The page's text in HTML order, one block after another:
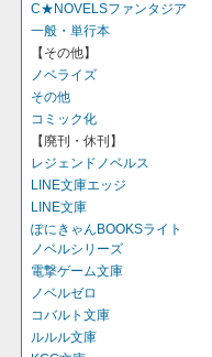
C★NOVELSファンタジア
一般・単行本
【その他】
ノベライズ
その他
コミック化
【廃刊・休刊】
レジェンドノベルス
LINE文庫エッジ
LINE文庫
ぽにきゃんBOOKSライト
ノベルシリーズ
電撃ゲーム文庫
ノベルゼロ
コバルト文庫
ルルル文庫